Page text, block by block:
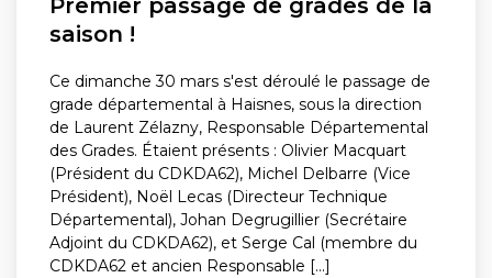
Premier passage de grades de la
saison !
Ce dimanche 30 mars s'est déroulé le passage de
grade départemental à Haisnes, sous la direction
de Laurent Zélazny, Responsable Départemental
des Grades. Étaient présents : Olivier Macquart
(Président du CDKDA62), Michel Delbarre (Vice
Président), Noël Lecas (Directeur Technique
Départemental), Johan Degrugillier (Secrétaire
Adjoint du CDKDA62), et Serge Cal (membre du
CDKDA62 et ancien Responsable [...]